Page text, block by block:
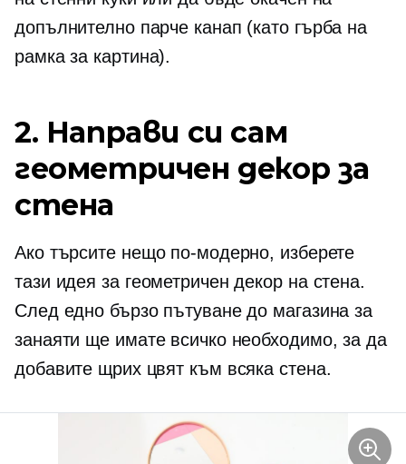
допълнително парче канап (като гърба на
рамка за картина).
2. Направи си сам
геометричен декор за
стена
Ако търсите нещо по-модерно, изберете
тази идея за геометричен декор на стена.
След едно бързо пътуване до магазина за
занаяти ще имате всичко необходимо, за да
добавите щрих цвят към всяка стена.